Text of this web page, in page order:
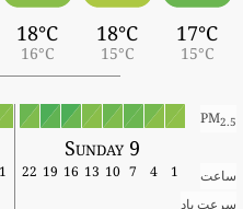
17°C
15°C
18°C
15°C
18°C
16°C
PM2.5
Sunday 9
ساعت 1
4
7
10
13
16
19
22
1
سرعت باد